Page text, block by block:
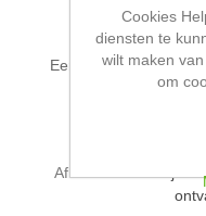
Een mand gevuld
Meer info zie
Afleverdatum:
Wij
Cookies
diensten te
wilt maken
om